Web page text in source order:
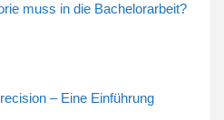
muss in die Bachelorarbeit?
– Eine Einführung